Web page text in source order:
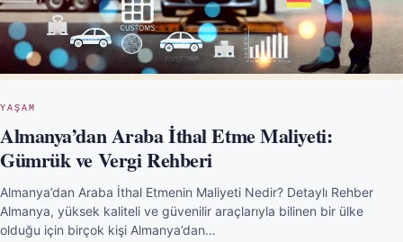
YAŞAM
Almanya’dan Araba İthal Etme Maliyeti:
Gümrük ve Vergi Rehberi
Almanya’dan Araba İthal Etmenin Maliyeti Nedir? Detaylı Rehber
Almanya, yüksek kaliteli ve güvenilir araçlarıyla bilinen bir ülke
olduğu için birçok kişi Almanya’dan…